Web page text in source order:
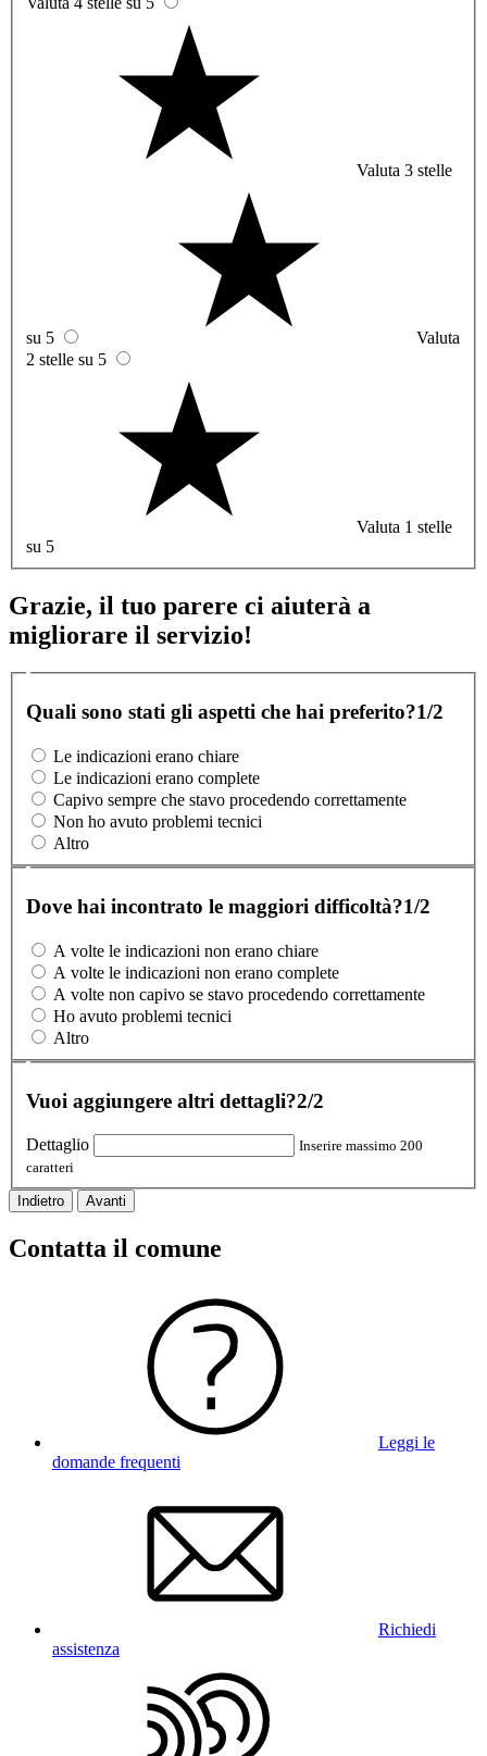
Valuta 3 stelle
su 5
Valuta
2 stelle su 5
Valuta 1 stelle
su 5
Grazie, il tuo parere ci aiuterà a
migliorare il servizio!
Quali sono stati gli aspetti che hai preferito?1/2
Le indicazioni erano chiare
Le indicazioni erano complete
Capivo sempre che stavo procedendo correttamente
Non ho avuto problemi tecnici
Altro
Dove hai incontrato le maggiori difficoltà?1/2
A volte le indicazioni non erano chiare
A volte le indicazioni non erano complete
A volte non capivo se stavo procedendo correttamente
Ho avuto problemi tecnici
Altro
Vuoi aggiungere altri dettagli?2/2
Dettaglio
Inserire massimo 200
caratteri
Indietro Avanti
Contatta il comune
Leggi le
domande frequenti
Richiedi
assistenza